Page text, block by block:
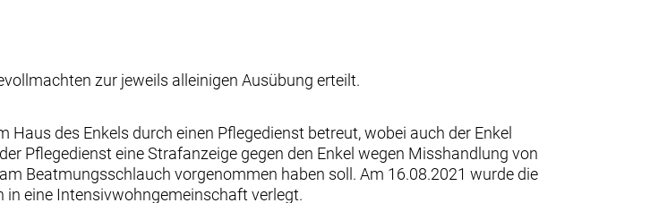
zur jeweils alleinigen Ausübung erteilt.
des Enkels durch einen Pflegedienst betreut, wobei auch der Enkel
Pflegedienst eine Strafanzeige gegen den Enkel wegen Misshandlung von
Beatmungsschlauch vorgenommen haben soll. Am 16.08.2021 wurde die
eine Intensivwohngemeinschaft verlegt.